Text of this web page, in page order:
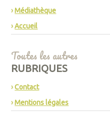
Médiathèque
Accueil
Toutes les autres
RUBRIQUES
Contact
Mentions légales